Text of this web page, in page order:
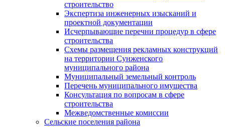
строительство
Экспертиза инженерных изысканий и
проектной документации
Исчерпывающие перечни процедур в сфере
строительства
Схемы размещения рекламных конструкций
на территории Сунженского
муниципального района
Муниципальный земельный контроль
Перечень муниципального имущества
Консультация по вопросам в сфере
строительства
Межведомственные комиссии
Сельские поселения района